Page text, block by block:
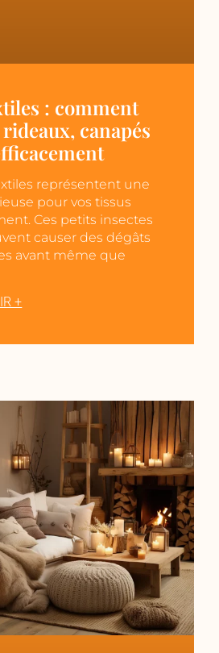
: comment
canapés
représentent une
pour vos tissus
Ces petits insectes
causer des dégâts
avant même que
+